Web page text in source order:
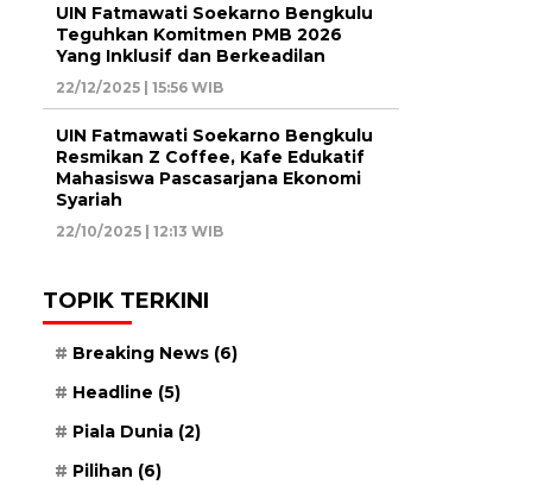
UIN Fatmawati Soekarno Bengkulu
Teguhkan Komitmen PMB 2026
Yang Inklusif dan Berkeadilan
22/12/2025 | 15:56 WIB
UIN Fatmawati Soekarno Bengkulu
Resmikan Z Coffee, Kafe Edukatif
Mahasiswa Pascasarjana Ekonomi
Syariah
22/10/2025 | 12:13 WIB
TOPIK TERKINI
Breaking News (6)
Headline (5)
Piala Dunia (2)
Pilihan (6)